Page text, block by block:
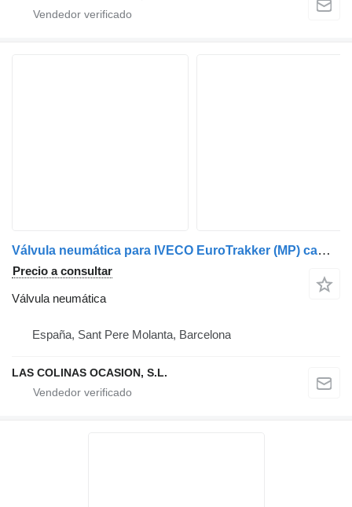
Válvula neumática para IVECO EuroTrakker (MP) camión
Precio a consultar
Válvula neumática
España, Sant Pere Molanta, Barcelona
LAS COLINAS OCASION, S.L.